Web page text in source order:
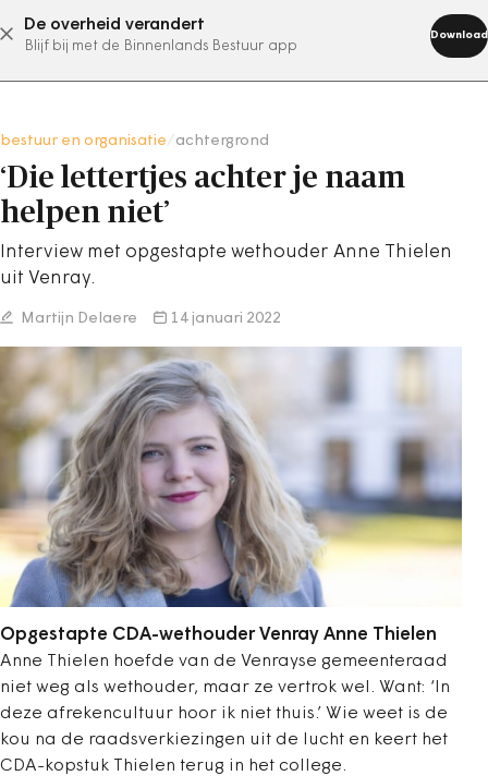
De overheid verandert
Blijf bij met de Binnenlands Bestuur app
Download
abonneer nu
bestuur en organisatie achtergrond
‘Die lettertjes achter je naam
helpen niet’
Interview met opgestapte wethouder Anne Thielen
uit Venray.
Martijn Delaere 14 januari 2022
Opgestapte CDA-wethouder Venray Anne Thielen
Anne Thielen hoefde van de Venrayse gemeenteraad
niet weg als wethouder, maar ze vertrok wel. Want: ‘In
deze afrekencultuur hoor ik niet thuis.’ Wie weet is de
kou na de raadsverkiezingen uit de lucht en keert het
CDA-kopstuk Thielen terug in het college.